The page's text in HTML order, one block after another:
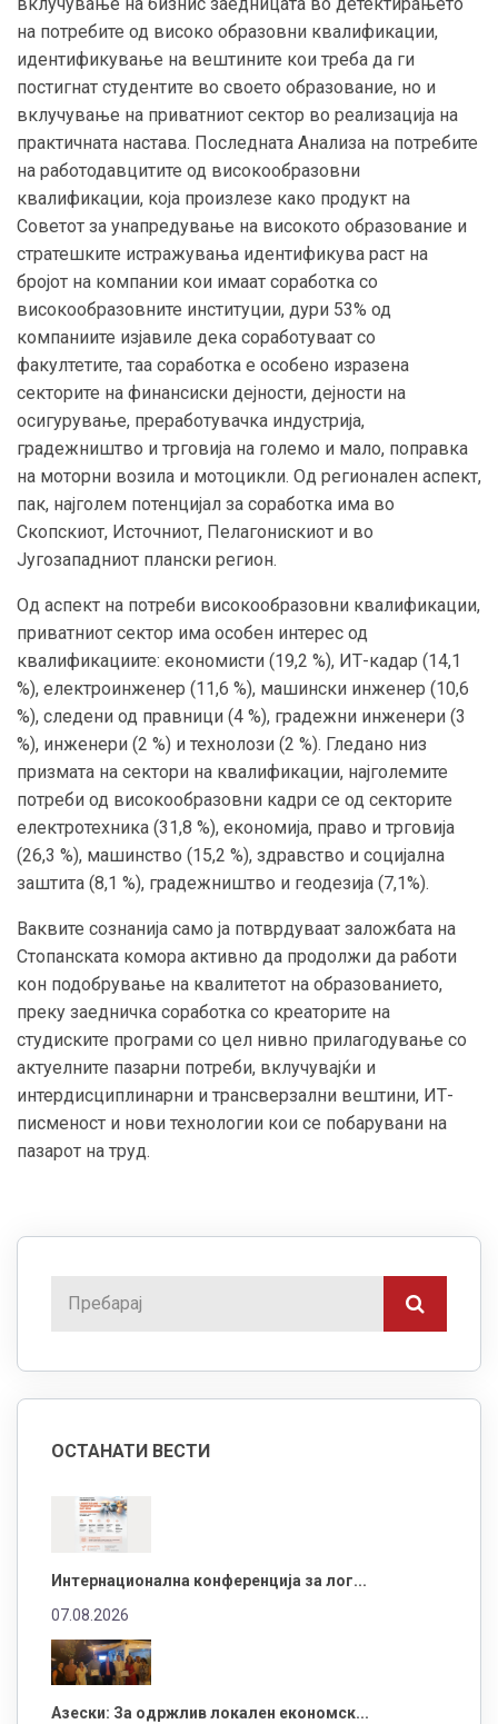
на потребите од високо образовни квалификации,
идентификување на вештините кои треба да ги
постигнат студентите во своето образование, но и
вклучување на приватниот сектор во реализација на
практичната настава. Последната Анализа на потребите
на работодавцитите од високообразовни
квалификации, која произлезе како продукт на
Советот за унапредување на високото образование и
стратешките истражувања идентификува раст на
бројот на компании кои имаат соработка со
високообразовните институции, дури 53% од
компаниите изјавиле дека соработуваат со
факултетите, таа соработка е особено изразена
секторите на финансиски дејности, дејности на
осигурување, преработувачка индустрија,
градежништво и трговија на големо и мало, поправка
на моторни возила и мотоцикли. Од регионален аспект,
пак, најголем потенцијал за соработка има во
Скопскиот, Источниот, Пелагонискиот и во
Југозападниот плански регион.
Од аспект на потреби високообразовни квалификации,
приватниот сектор има особен интерес од
квалификациите: економисти (19,2 %), ИТ-кадар (14,1
%), електроинженер (11,6 %), машински инженер (10,6
%), следени од правници (4 %), градежни инженери (3
%), инженери (2 %) и технолози (2 %). Гледано низ
призмата на сектори на квалификации, најголемите
потреби од високообразовни кадри се од секторите
електротехника (31,8 %), економија, право и трговија
(26,3 %), машинство (15,2 %), здравство и социјална
заштита (8,1 %), градежништво и геодезија (7,1%).
Ваквите сознанија само ја потврдуваат заложбата на
Стопанската комора активно да продолжи да работи
кон подобрување на квалитетот на образованието,
преку заедничка соработка со креаторите на
студиските програми со цел нивно прилагодување со
актуелните пазарни потреби, вклучувајќи и
интердисциплинарни и трансверзални вештини, ИТ-
писменост и нови технологии кои се побарувани на
пазарот на труд.
ОСТАНАТИ ВЕСТИ
Интернационална конференција за лог...
07.08.2026
Азески: За одржлив локален економск...